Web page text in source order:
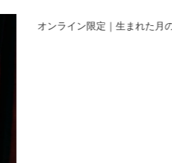
オンライン限定｜生まれた月